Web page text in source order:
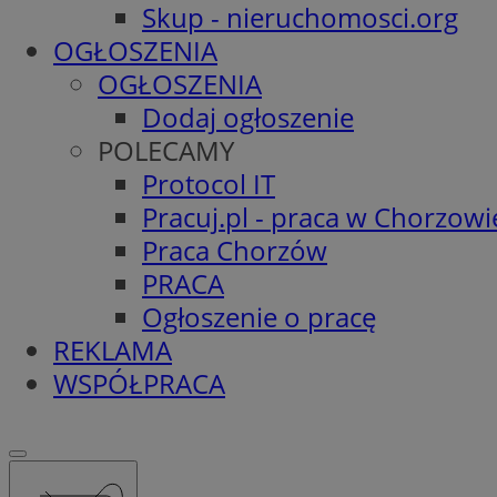
Skup - nieruchomosci.org
OGŁOSZENIA
OGŁOSZENIA
Dodaj ogłoszenie
POLECAMY
Protocol IT
Pracuj.pl - praca w
Praca Chorzów
PRACA
Ogłoszenie o pracę
REKLAMA
WSPÓŁPRACA